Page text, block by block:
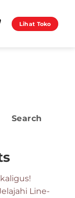
Lihat Toko
Search
Line-